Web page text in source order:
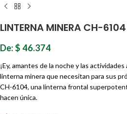
LINTERNA MINERA CH-
De:$ 46.374
¡Ey, amantes de la noche y las
linterna minera que necesitan para sus
CH-6104, una linterna frontal
hacen única.